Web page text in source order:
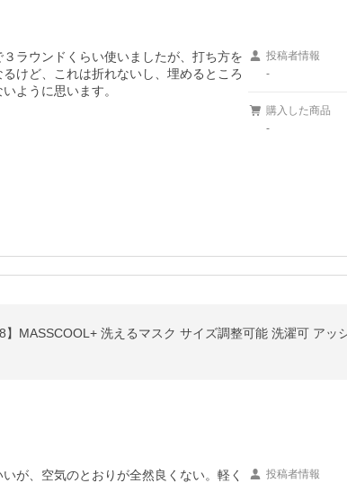
ラウンドくらい使いましたが、打ち方を
けど、これは折れないし、埋めるところ
ように思います。
投稿者情報
-
購入した商品
-
MASSCOOL+ 洗えるマスク サイズ調整可能 洗濯可 アッ
が、空気のとおりが全然良くない。軽く
投稿者情報